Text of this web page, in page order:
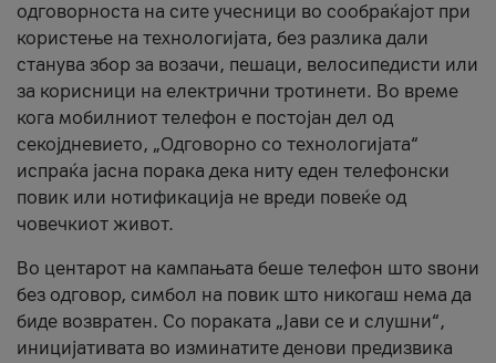
одговорноста на сите учесници во сообраќајот при
користење на технологијата, без разлика дали
станува збор за возачи, пешаци, велосипедисти или
за корисници на електрични тротинети. Во време
кога мобилниот телефон е постојан дел од
секојдневието, „Одговорно со технологијата“
испраќа јасна порака дека ниту еден телефонски
повик или нотификација не вреди повеќе од
човечкиот живот.
Во центарот на кампањата беше телефон што ѕвони
без одговор, симбол на повик што никогаш нема да
биде возвратен. Со пораката „Јави се и слушни“,
иницијативата во изминатите денови предизвика